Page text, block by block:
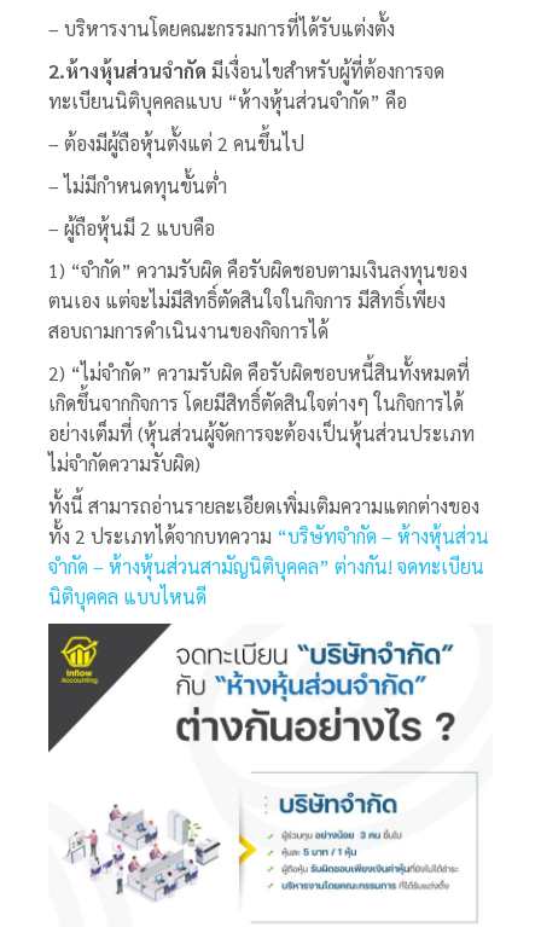
– บริหารงานโดยคณะกรรมการที่ได้รับแต่งตั้ง
2.ห้างหุ้นส่วนจำกัด มีเงื่อนไขสำหรับผู้ที่ต้องการจด
ทะเบียนนิติบุคคลแบบ “ห้างหุ้นส่วนจำกัด” คือ
– ต้องมีผู้ถือหุ้นตั้งแต่ 2 คนขึ้นไป
– ไม่มีกำหนดทุนขั้นต่ำ
– ผู้ถือหุ้นมี 2 แบบคือ
1) “จำกัด” ความรับผิด คือรับผิดชอบตามเงินลงทุนของ
ตนเอง แต่จะไม่มีสิทธิ์ตัดสินใจในกิจการ มีสิทธิ์เพียง
สอบถามการดำเนินงานของกิจการได้
2) “ไม่จำกัด” ความรับผิด คือรับผิดชอบหนี้สินทั้งหมดที่
เกิดขึ้นจากกิจการ โดยมีสิทธิ์ตัดสินใจต่างๆ ในกิจการได้
อย่างเต็มที่ (หุ้นส่วนผู้จัดการจะต้องเป็นหุ้นส่วนประเภท
ไม่จำกัดความรับผิด)
ทั้งนี้ สามารถอ่านรายละเอียดเพิ่มเติมความแตกต่างของ
ทั้ง 2 ประเภทได้จากบทความ “บริษัทจำกัด – ห้างหุ้นส่วน
จำกัด – ห้างหุ้นส่วนสามัญนิติบุคคล” ต่างกัน! จดทะเบียน
นิติบุคคล แบบไหนดี